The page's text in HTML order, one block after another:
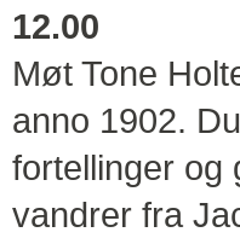
12.00
Møt Tone
anno 1902.
fortellinger og
vandrer fra